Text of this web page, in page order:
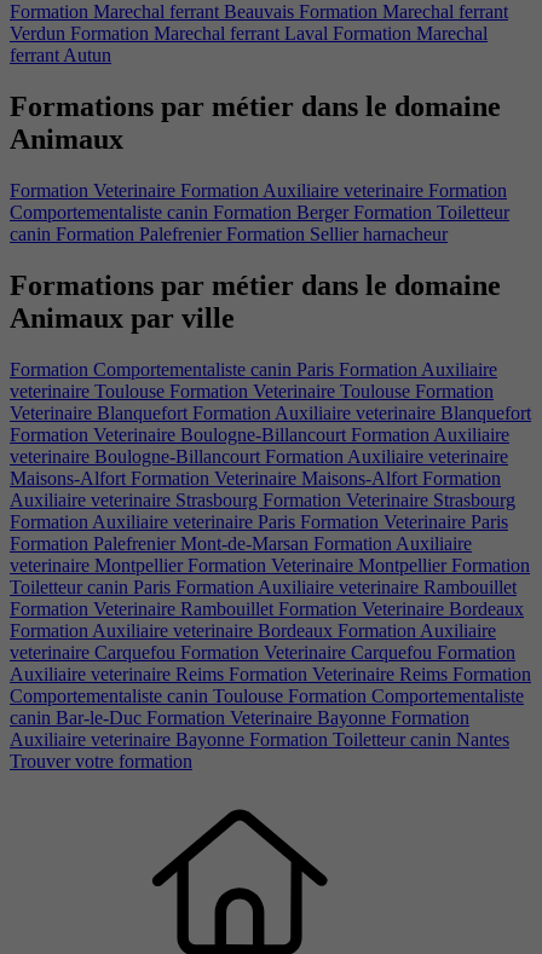
Formation Marechal ferrant Beauvais Formation Marechal ferrant
Verdun Formation Marechal ferrant Laval Formation Marechal
ferrant Autun
Formations par métier dans le domaine
Animaux
Formation Veterinaire Formation Auxiliaire veterinaire Formation
Comportementaliste canin Formation Berger Formation Toiletteur
canin Formation Palefrenier Formation Sellier harnacheur
Formations par métier dans le domaine
Animaux par ville​
Formation Comportementaliste canin Paris Formation Auxiliaire
veterinaire Toulouse Formation Veterinaire Toulouse Formation
Veterinaire Blanquefort Formation Auxiliaire veterinaire Blanquefort
Formation Veterinaire Boulogne-Billancourt Formation Auxiliaire
veterinaire Boulogne-Billancourt Formation Auxiliaire veterinaire
Maisons-Alfort Formation Veterinaire Maisons-Alfort Formation
Auxiliaire veterinaire Strasbourg Formation Veterinaire Strasbourg
Formation Auxiliaire veterinaire Paris Formation Veterinaire Paris
Formation Palefrenier Mont-de-Marsan Formation Auxiliaire
veterinaire Montpellier Formation Veterinaire Montpellier Formation
Toiletteur canin Paris Formation Auxiliaire veterinaire Rambouillet
Formation Veterinaire Rambouillet Formation Veterinaire Bordeaux
Formation Auxiliaire veterinaire Bordeaux Formation Auxiliaire
veterinaire Carquefou Formation Veterinaire Carquefou Formation
Auxiliaire veterinaire Reims Formation Veterinaire Reims Formation
Comportementaliste canin Toulouse Formation Comportementaliste
canin Bar-le-Duc Formation Veterinaire Bayonne Formation
Auxiliaire veterinaire Bayonne Formation Toiletteur canin Nantes
Trouver votre formation